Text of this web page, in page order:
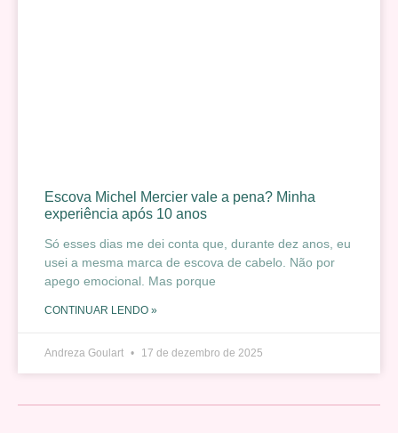
Escova Michel Mercier vale a pena? Minha
experiência após 10 anos
Só esses dias me dei conta que, durante dez anos, eu
usei a mesma marca de escova de cabelo. Não por
apego emocional. Mas porque
CONTINUAR LENDO »
Andreza Goulart 17 de dezembro de 2025